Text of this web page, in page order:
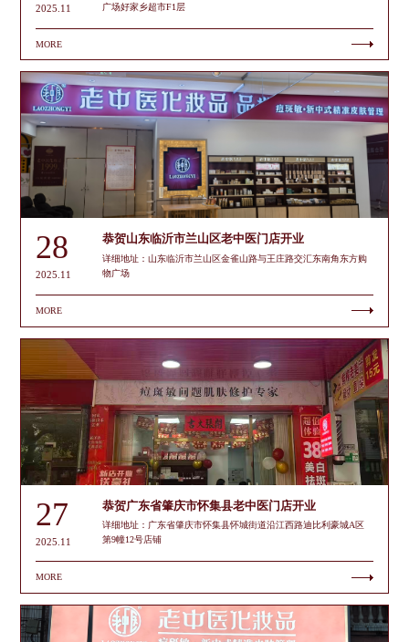
2025.11
广场好家乡超市F1层
MORE
28
2025.11
恭贺山东临沂市兰山区老中医门店开业
详细地址：山东临沂市兰山区金雀山路与王庄路交汇东南角东方购
物广场
MORE
27
2025.11
恭贺广东省肇庆市怀集县老中医门店开业
详细地址：广东省肇庆市怀集县怀城街道沿江西路迪比利豪城A区
第9幢12号店铺
MORE